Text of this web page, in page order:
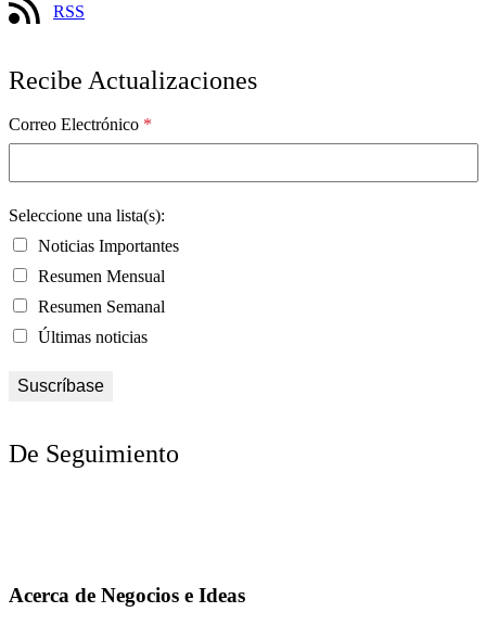
RSS
Recibe Actualizaciones
Correo Electrónico *
Seleccione una lista(s):
Noticias Importantes
Resumen Mensual
Resumen Semanal
Últimas noticias
De Seguimiento
Acerca de Negocios e Ideas